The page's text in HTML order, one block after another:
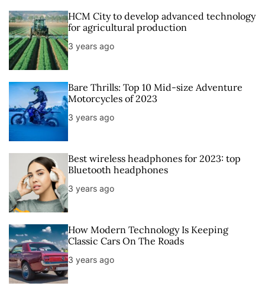
HCM City to develop advanced technology
for agricultural production
3 years ago
Bare Thrills: Top 10 Mid-size Adventure
Motorcycles of 2023
3 years ago
Best wireless headphones for 2023: top
Bluetooth headphones
3 years ago
How Modern Technology Is Keeping
Classic Cars On The Roads
3 years ago